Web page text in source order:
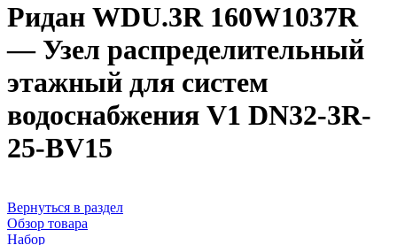
Ридан WDU.3R 160W1037R
— Узел распределительный
этажный для систем
водоснабжения V1 DN32-3R-
25-BV15
Вернуться в раздел
Обзор товара
Набор